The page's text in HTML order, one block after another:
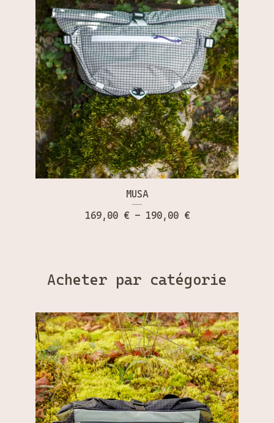
MUSA
169,00 €- 190,00 €
Acheter par catégorie